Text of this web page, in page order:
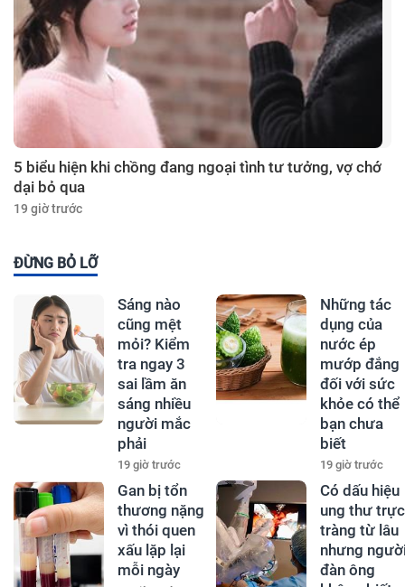
5 biểu hiện khi chồng đang ngoại tình tư tưởng, vợ chớ
dại bỏ qua
19 giờ trước
ĐỪNG BỎ LỠ
Sáng nào
cũng mệt
mỏi? Kiểm
tra ngay 3
sai lầm ăn
sáng nhiều
người mắc
phải
19 giờ trước
Những tác
dụng của
nước ép
mướp đắng
đối với sức
khỏe có thể
bạn chưa
biết
19 giờ trước
Gan bị tổn
thương nặng
vì thói quen
xấu lặp lại
mỗi ngày
Có dấu hiệu
ung thư trực
tràng từ lâu
nhưng
đàn ông